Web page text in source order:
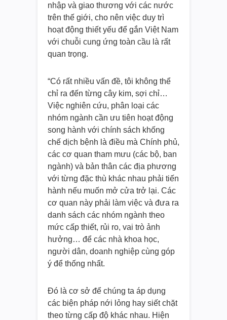
nhập và giao thương với các nước
trên thế giới, cho nên việc duy trì
hoạt động thiết yếu để gắn Việt Nam
với chuỗi cung ứng toàn cầu là rất
quan trọng.
“Có rất nhiều vấn đề, tôi không thể
chỉ ra đến từng cây kim, sợi chỉ…
Việc nghiên cứu, phân loại các
nhóm ngành cần ưu tiên hoạt động
song hành với chính sách khống
chế dịch bệnh là điều mà Chính phủ,
các cơ quan tham mưu (các bộ, ban
ngành) và bản thân các địa phương
với từng đặc thù khác nhau phải tiến
hành nếu muốn mở cửa trở lại. Các
cơ quan này phải làm việc và đưa ra
danh sách các nhóm ngành theo
mức cấp thiết, rủi ro, vai trò ảnh
hưởng… để các nhà khoa học,
người dân, doanh nghiệp cùng góp
ý để thống nhất.
Đó là cơ sở để chúng ta áp dụng
các biện pháp nới lỏng hay siết chặt
theo từng cấp độ khác nhau. Hiện